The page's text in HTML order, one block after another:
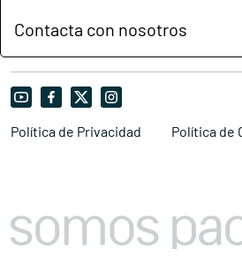
Contacta con nosotros
Política de Privacidad Política de